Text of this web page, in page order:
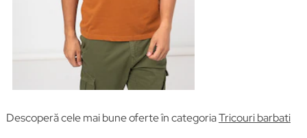
Descoperă cele mai bune oferte în categoriaTricouri barbati